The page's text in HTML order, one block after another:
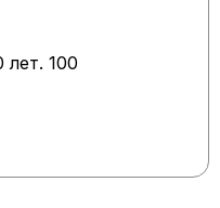
100